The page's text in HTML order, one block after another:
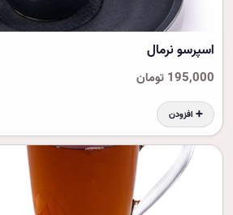
اسپرسو نرمال
195,000 تومان
➕ افزودن